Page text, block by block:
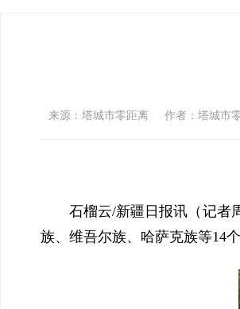
来源：塔城市零距离 作者：塔城市
石榴云/新疆日报讯（记者周
族、维吾尔族、哈萨克族等14